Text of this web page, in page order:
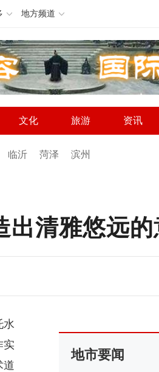
地方频道
文化 旅游 资讯
临沂 菏泽 滨州
出清雅悠远
水
实
道
地市要闻